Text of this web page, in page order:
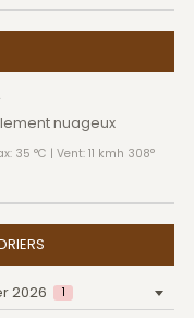
nuageux
35 °C | Vent: 11 kmh 308°
2026 1